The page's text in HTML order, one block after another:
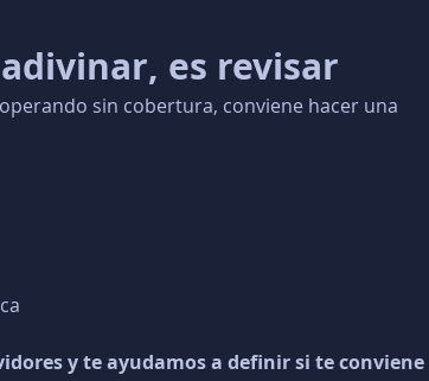
es revisar
sin cobertura, conviene hacer una
y te ayudamos a definir si te conviene